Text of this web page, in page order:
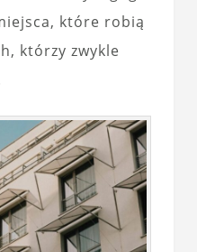
które robią
którzy zwykle